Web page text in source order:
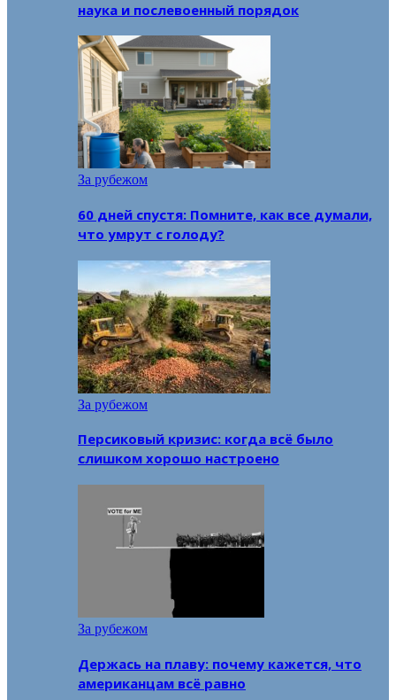
наука и послевоенный порядок
За рубежом
60 дней спустя: Помните, как все думали,
что умрут с голоду?
За рубежом
Персиковый кризис: когда всё было
слишком хорошо настроено
За рубежом
Держась на плаву: почему кажется, что
американцам всё равно